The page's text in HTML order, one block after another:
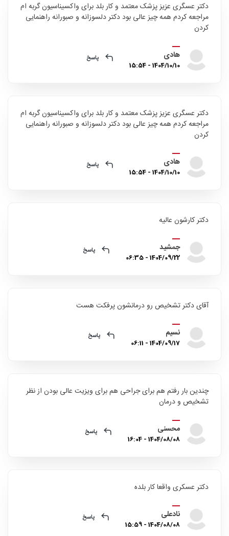
دکتر عسگری عزیز پزشک معتمد و کار بلد برای واکسیناسیون گربه ام
مراجعه کردم همه چیز عالی بود دکتر دلسوزانه و صبورانه راهنمایی
کردن
هادی
1404/10/10 - 15:54
پاسخ
دکتر عسگری عزیز پزشک معتمد و کار بلد برای واکسیناسیون گربه ام
مراجعه کردم همه چیز عالی بود دکتر دلسوزانه و صبورانه راهنمایی
کردن
هادی
1404/10/10 - 15:54
پاسخ
دکتر کارشون عالیه
جمشید
1404/09/22 - 06:35
پاسخ
آقای دکتر تشخیص رو درمانشون پرفکت هست
نسیم
1404/09/17 - 06:11
پاسخ
چندین بار رفتم هم برای جراحی هم برای ویزیت عالی بودن از نظر
تشخیص و درمان
محسنی
1404/08/08 - 16:04
پاسخ
دکتر عسکری واقعا کار بلده
نادعلی
1404/08/08 - 15:59
پاسخ